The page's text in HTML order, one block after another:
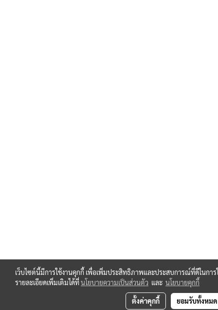
เว็บไซต์นี้มีการใช้งานคุกกี้ เพื่อเพิ่มประสิทธิภาพและประสบการณ์ที่ดีในกา
รายละเอียดเพิ่มเติมได้ที่นโยบายความเป็นส่วนตัว และ นโยบายคุกกี้
ตั้งค่าคุกกี้ ยอมรับทั้งหมด